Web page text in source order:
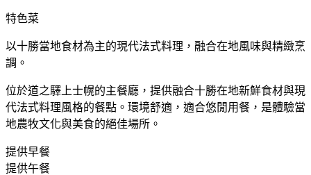
特色菜
以十勝當地食材為主的現代法式料理，融合在地風味與精緻烹
調。
位於道之驛上士幌的主餐廳，提供融合十勝在地新鮮食材與現
代法式料理風格的餐點。環境舒適，適合悠閒用餐，是體驗當
地農牧文化與美食的絕佳場所。
提供早餐
提供午餐